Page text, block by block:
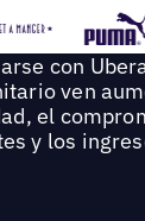
con
ven
el
y los